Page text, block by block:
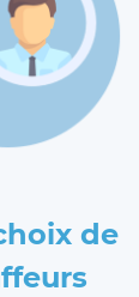
de